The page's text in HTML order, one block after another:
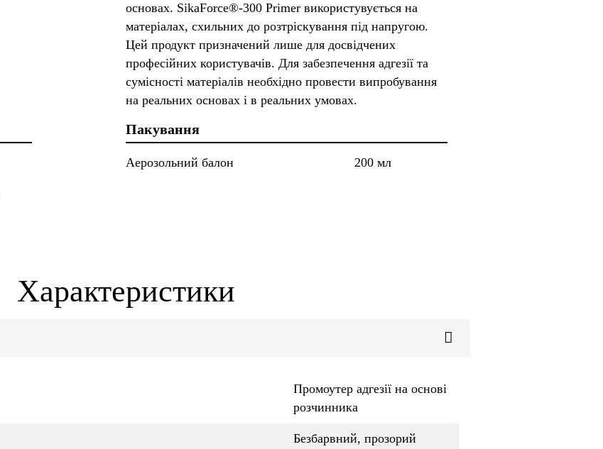
основах. SikaForce®-300 Primer використувується на
матеріалах, схильних до розтріскування під напругою.
Цей продукт призначений лише для досвідчених
професійних користувачів. Для забезпечення адгезії та
сумісності матеріалів необхідно провести випробування
на реальних основах і в реальних умовах.
Пакування
Аерозольний балон 200 мл
Характеристики
Промоутер адгезії на основі
розчинника
Безбарвний, прозорий